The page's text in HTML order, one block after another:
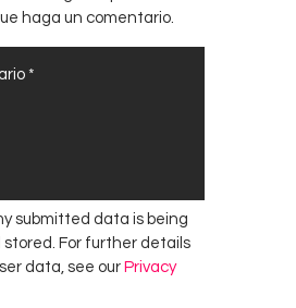
haga un comentario.
submitted data is being
For further details
data, see our Privacy